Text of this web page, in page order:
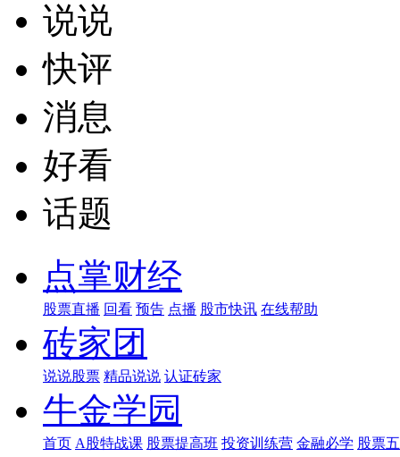
说说
快评
消息
好看
话题
点掌财经
股票直播 回看 预告 点播 股市快讯 在线帮助
砖家团
说说股票 精品说说 认证砖家
牛金学园
首页 A股特战课 股票提高班 投资训练营 金融必学 股票